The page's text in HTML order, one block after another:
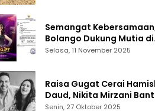
Semangat
Bolango Dukung Mutia di
Panggung Dangdut
Selasa, 11 November 2025
Raisa Gugat Cerai
Daud, Nikita Mirzani
Peras Reza Gladys
Senin, 27 Oktober 2025